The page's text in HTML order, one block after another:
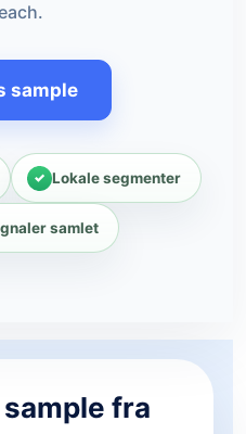
sample
Lokale segmenter
samlet
fra